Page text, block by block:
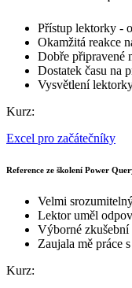
Přístup lektorky -
Okamžitá reakce
Dobře připravené
Dostatek času na
Vysvětlení
Kurz:
Excel pro začátečníky
Reference ze školení Power
Velmi
Lektor uměl
Výborné
Zaujala mě práce
Kurz: